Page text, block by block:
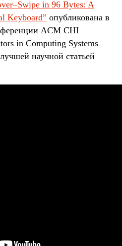
in 96 Bytes: A
Keyboard” опубликована в
ACM CHI
in Computing Systems
научной статьей